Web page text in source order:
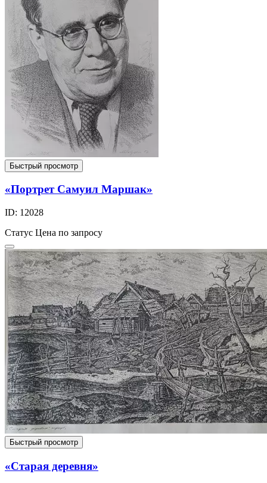
Быстрый просмотр
«Портрет Самуил Маршак»
ID: 12028
Статус Цена по запросу
Быстрый просмотр
«Старая деревня»